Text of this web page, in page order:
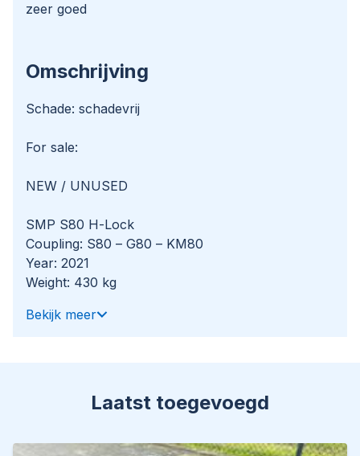
zeer goed
Omschrijving
Schade: schadevrij
For sale:
NEW / UNUSED
SMP S80 H-Lock
Coupling: S80 – G80 – KM80
Year: 2021
Weight: 430 kg
Of course, we have more pictures and
information available, and we are looking forward
Bekijk meer
Laatst toegevoegd